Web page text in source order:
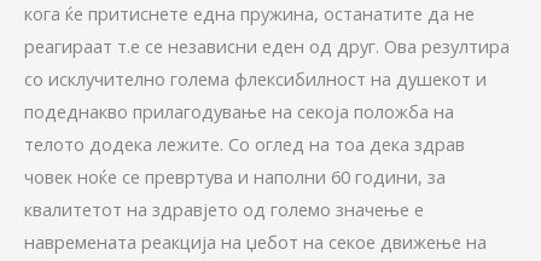
кога ќе притиснете една пружина, останатите да не
реагираат т.е се независни еден од друг. Ова резултира
со исклучително голема флексибилност на душекот и
подеднакво прилагодување на секоја положба на
телото додека лежите. Со оглед на тоа дека здрав
човек ноќе се превртува и наполни 60 години, за
квалитетот на здравјето од големо значење е
навремената реакција на џебот на секое движење на